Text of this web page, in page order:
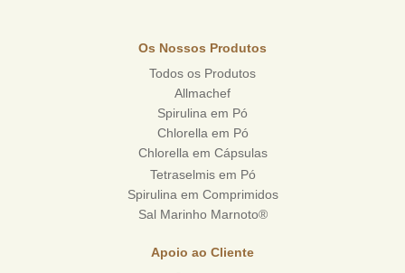
Os Nossos Produtos
Todos os Produtos
Allmachef
Spirulina em Pó
Chlorella em Pó
Chlorella em Cápsulas
Tetraselmis em Pó
Spirulina em Comprimidos
Sal Marinho Marnoto®
Apoio ao Cliente